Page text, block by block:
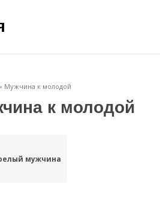
Мужчина к молодой
к молодой
мужчина